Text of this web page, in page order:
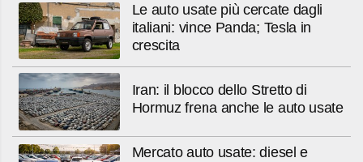
Le auto usate più cercate dagli
italiani: vince Panda; Tesla in
crescita
Iran: il blocco dello Stretto di
Hormuz frena anche le auto usate
Mercato auto usate: diesel e